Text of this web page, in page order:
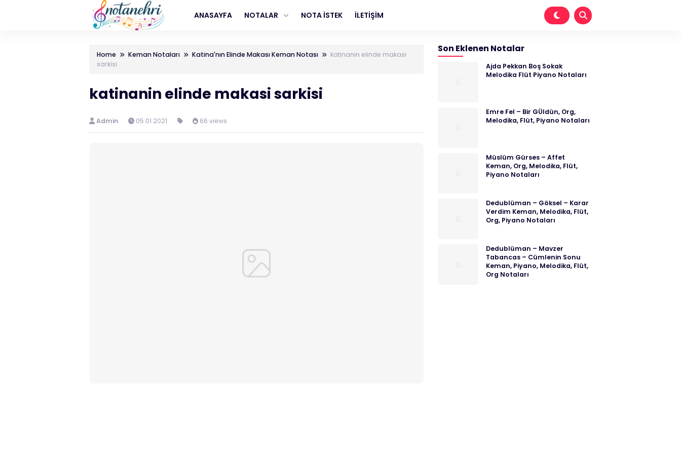
ANASAYFA NOTALAR NOTA İSTEK İLETİŞİM
Home Keman Notaları Katina'nın Elinde Makası Keman Notası
katinanin elinde makasi
sarkisi
katinanin elinde makasi sarkisi
Admin 05.01.2021 66 views
Son Eklenen Notalar
Ajda Pekkan Boş Sokak
Melodika Flüt Piyano Notaları
Emre Fel – Bir GÜldün, Org,
Melodika, Flüt, Piyano Notaları
Müslüm Gürses – Affet
Keman, Org, Melodika, Flüt,
Piyano Notaları
Dedublüman – Göksel – Karar
Verdim Keman, Melodika, Flüt,
Org, Piyano Notaları
Dedublüman – Mavzer
Tabancas – Cümlenin Sonu
Keman, Piyano, Melodika, Flüt,
Org Notaları